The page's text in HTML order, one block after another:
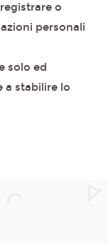
o
personali
solo ed
a stabilire lo